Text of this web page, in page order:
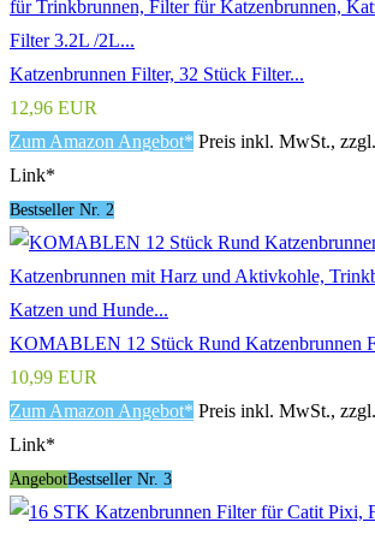
Katzenbrunnen Filter, 32 Stück Filter...
12,96 EUR
Zum Amazon Angebot* Preis inkl. MwSt.,
Link*
Bestseller Nr. 2
KOMABLEN 12 Stück Rund Katzenbrunnen
10,99 EUR
Zum Amazon Angebot* Preis inkl. MwSt.,
Link*
AngebotBestseller Nr. 3